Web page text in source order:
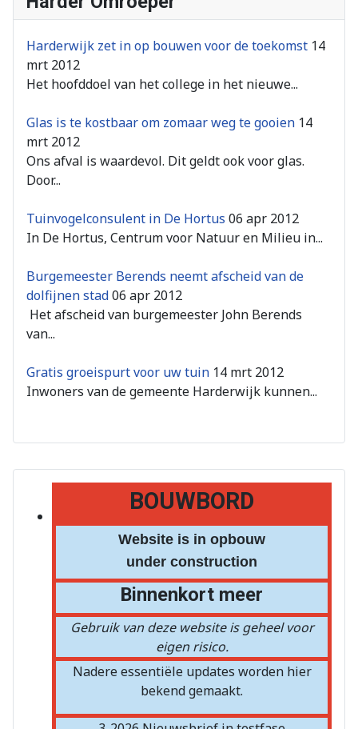
BOUWBORD
Website is in opbouw
under construction
Binnenkort meer
Gebruik van deze website is geheel voor
eigen risico.
Nadere essentiële updates worden hier
bekend gemaakt.
Harderwijk zet in op bouwen voor de toekomst 14
mrt 2012
Het hoofddoel van het college in het nieuwe...
Glas is te kostbaar om zomaar weg te gooien 14
mrt 2012
Ons afval is waardevol. Dit geldt ook voor glas.
Door...
Tuinvogelconsulent in De Hortus 06 apr 2012
In De Hortus, Centrum voor Natuur en Milieu in...
Burgemeester Berends neemt afscheid van de
dolfijnen stad06 apr 2012
Het afscheid van burgemeester John Berends
van...
Gratis groeispurt voor uw tuin 14 mrt 2012
Inwoners van de gemeente Harderwijk kunnen...